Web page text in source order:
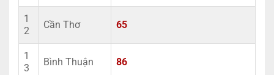
1
2
Cần Thơ 65
1
3
Bình Thuận 86